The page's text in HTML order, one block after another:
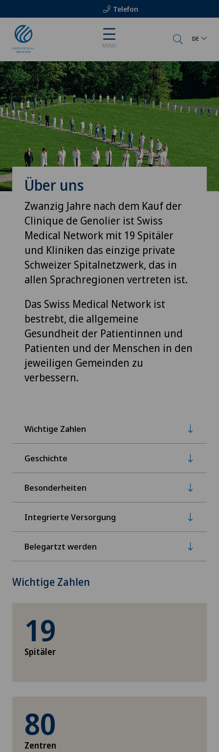
Telefon
MENU
DE
Über uns
Zwanzig Jahre nach dem Kauf der
Clinique de Genolier ist Swiss
Medical Network mit 19 Spitäler
und Kliniken das einzige private
Schweizer Spitalnetzwerk, das in
allen Sprachregionen vertreten ist.
Das Swiss Medical Network ist
bestrebt, die allgemeine
Gesundheit der Patientinnen und
Patienten und der Menschen in den
jeweiligen Gemeinden zu
verbessern.
Wichtige Zahlen
Geschichte
Besonderheiten
Integrierte Versorgung
Belegartzt werden
Wichtige Zahlen
19
Spitäler
80
Zentren